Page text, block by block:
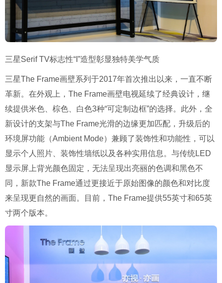
三星Serif TV标志性“I”造型彰显独特美学气质
三星The Frame画壁系列于2017年首次推出以来，一直不断
革新。在外观上，The Frame画壁电视延续了经典设计，继
续提供米色、棕色、白色3种“可定制边框”的选择。此外，全
新设计的支架与The Frame光滑的边缘更加匹配，升级后的
环境屏功能（Ambient Mode）兼顾了装饰性和功能性，可以
显示个人照片、装饰性墙纸以及各种实用信息。与传统LED
显示屏上背光颜色固定，无法呈现出亮丽的色调和黑色不
同，新款The Frame通过更接近于原始图像的颜色和对比度
来呈现更自然的画面。目前，The Frame提供55英寸和65英
寸两个版本。